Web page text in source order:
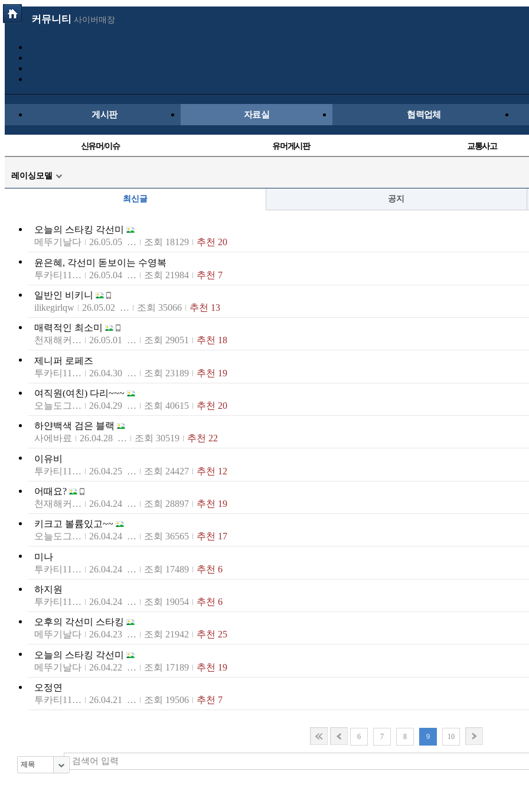
커뮤니티 사이버매장
게시판 자료실 협력업체
신유머/이슈 유머게시판 교통사고
자동차사진 후방주의방 자유사진
항공/해운/철도 올드카/추억
장착시공사진
레이싱모델
최신글 공지
오늘의 스타킹 각선미
메뚜기날다
26.05.05 10:07 조회 18129 추천 20
윤은혜, 각선미 돋보이는 수영복
투카티1199S
26.05.04 08:29 조회 21984 추천 7
일반인 비키니
ilikegirlqw
26.05.02 13:01 조회 35066 추천 13
매력적인 최소미
천재해커하데스
26.05.01 10:54 조회 29051 추천 18
제니퍼 로페즈
투카티1199S
26.04.30 06:24 조회 23189 추천 19
여직원(여친) 다리~~~
오늘도그들처럼
26.04.29 13:38 조회 40615 추천 20
하얀백색 검은 블랙
사에바료
26.04.28 18:41 조회 30519 추천 22
이유비
투카티1199S
26.04.25 06:39 조회 24427 추천 12
어때요?
천재해커하데스
26.04.24 14:30 조회 28897 추천 19
키크고 볼륨있고~~
오늘도그들처럼
26.04.24 10:26 조회 36565 추천 17
미나
투카티1199S
26.04.24 06:37 조회 17489 추천 6
하지원
투카티1199S
26.04.24 06:34 조회 19054 추천 6
오후의 각선미 스타킹
메뚜기날다
26.04.23 14:49 조회 21942 추천 25
오늘의 스타킹 각선미
메뚜기날다
26.04.22 10:14 조회 17189 추천 19
오정연
투카티1199S
26.04.21 14:37 조회 19506 추천 7
6 7 8 9 10